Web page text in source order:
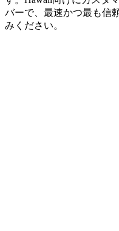
バーで、最速かつ最も信
みください。